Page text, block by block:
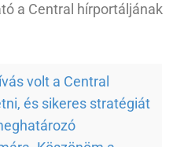
a Central hírportáljának
volt a Central
és sikeres stratégiát